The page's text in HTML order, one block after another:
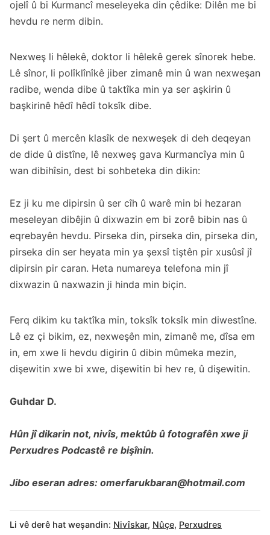
ojelî û bi Kurmancî meseleyeka din çêdike: Dilên me bi
hevdu re nerm dibin.
Nexweş li hêlekê, doktor li hêlekê gerek sînorek hebe.
Lê sînor, li polîklînîkê jiber zimanê min û wan nexweşan
radibe, wenda dibe û taktîka min ya ser aşkirin û
başkirinê hêdî hêdî toksîk dibe.
Di şert û mercên klasîk de nexweşek di deh deqeyan
de dide û distîne, lê nexweş gava Kurmancîya min û
wan dibihîsin, dest bi sohbeteka din dikin:
Ez ji ku me dipirsin û ser cîh û warê min bi hezaran
meseleyan dibêjin û dixwazin em bi zorê bibin nas û
eqrebayên hevdu. Pirseka din, pirseka din, pirseka din,
pirseka din ser heyata min ya şexsî tiştên pir xusûsî jî
dipirsin pir caran. Heta numareya telefona min jî
dixwazin û naxwazin ji hinda min biçin.
Ferq dikim ku taktîka min, toksîk toksîk min diwestîne.
Lê ez çi bikim, ez, nexweşên min, zimanê me, dîsa em
in, em xwe li hevdu digirin û dibin mûmeka mezin,
dişewitin xwe bi xwe, dişewitin bi hev re, û dişewitin.
Guhdar D.
Hûn jî dikarin not, nivîs, mektûb û fotografên xwe ji
Perxudres Podcastê re bişînin.
Jibo eseran adres: omerfarukbaran@hotmail.com
Li vê derê hat weşandin: Nivîskar, Nûçe, Perxudres